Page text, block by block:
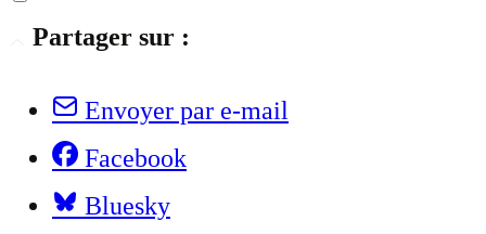
Partager sur :
Envoyer par e-mail
Facebook
Bluesky